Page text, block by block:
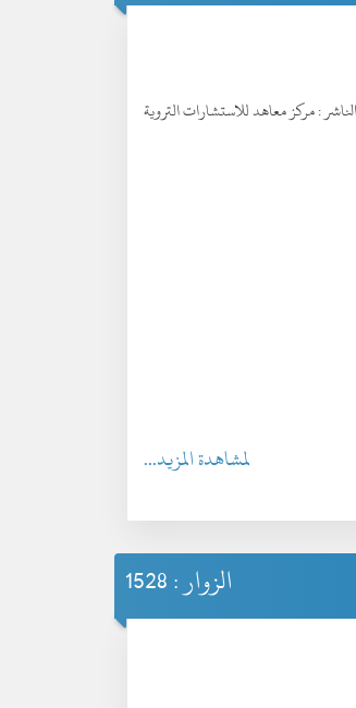
الناشر :مركز معاهد للاستشارات التروية
لمشاهدة المزيد...
الزوار : 1528